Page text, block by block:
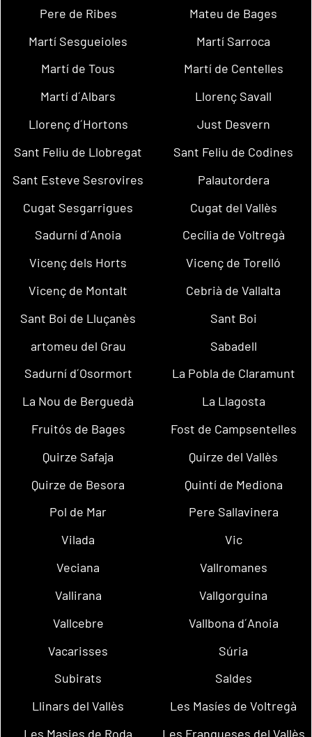
Pere de Ribes
Mateu de Bages
Martí Sesgueioles
Martí Sarroca
Martí de Tous
Martí de Centelles
Martí d´Albars
Llorenç Savall
Llorenç d´Hortons
Just Desvern
Sant Feliu de Llobregat
Sant Feliu de Codines
Sant Esteve Sesrovires
Palautordera
Cugat Sesgarrigues
Cugat del Vallès
Sadurní d´Anoia
Cecília de Voltregà
Vicenç dels Horts
Vicenç de Torelló
Vicenç de Montalt
Cebrià de Vallalta
Sant Boi de Lluçanès
Sant Boi
artomeu del Grau
Sabadell
Sadurní d´Osormort
La Pobla de Claramunt
La Nou de Berguedà
La Llagosta
Fruitós de Bages
Fost de Campsentelles
Quirze Safaja
Quirze del Vallès
Quirze de Besora
Quintí de Mediona
Pol de Mar
Pere Sallavinera
Vilada
Vic
Veciana
Vallromanes
Vallirana
Vallgorguina
Vallcebre
Vallbona d´Anoia
Vacarisses
Súria
Subirats
Saldes
Llinars del Vallès
Les Masíes de Voltregà
Les Masies de Roda
Les Franqueses del Vallès